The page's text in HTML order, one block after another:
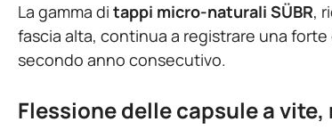
La gamma di tappi micro-naturali SÜBR,
fascia alta, continua a registrare una
secondo anno consecutivo.
Flessione delle capsule a